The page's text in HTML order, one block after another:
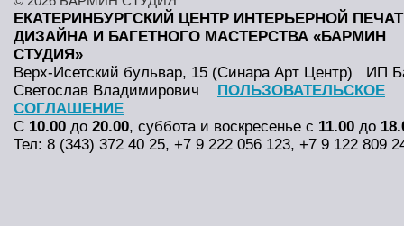
ЕКАТЕРИНБУРГСКИЙ ЦЕНТР ИНТЕРЬЕРНОЙ
ДИЗАЙНА И БАГЕТНОГО МАСТЕРСТВА «БАРМИН
СТУДИЯ»
Верх-Исетский бульвар, 15 (Синара Арт Центр)
ИП
Светослав Владимирович
ПОЛЬЗОВАТЕЛЬСКОЕ
СОГЛАШЕНИЕ
С 10.00 до 20.00, суббота и воскресенье с 11.00 до
Тел: 8 (343) 372 40 25, +7 9 222 056 123, +7 9 122 809